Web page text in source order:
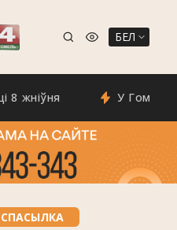
БЕЛ
У Гомелі